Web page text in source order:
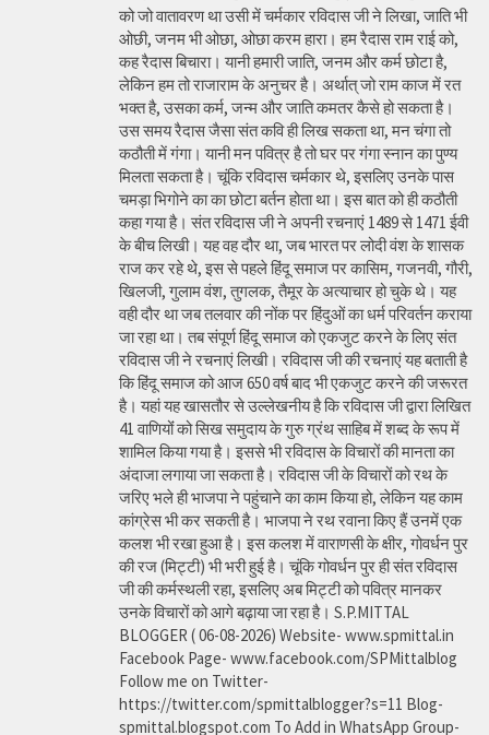
को जो वातावरण था उसी में चर्मकार रविदास जी ने लिखा, जाति भी
ओछी, जनम भी ओछा, ओछा करम हारा। हम रैदास राम राई को,
कह रैदास बिचारा। यानी हमारी जाति, जनम और कर्म छोटा है,
लेकिन हम तो राजाराम के अनुचर है। अर्थात् जो राम काज में रत
भक्त है, उसका कर्म, जन्म और जाति कमतर कैसे हो सकता है।
उस समय रैदास जैसा संत कवि ही लिख सकता था, मन चंगा तो
कठौती में गंगा। यानी मन पवित्र है तो घर पर गंगा स्नान का पुण्य
मिलता सकता है। चूंकि रविदास चर्मकार थे, इसलिए उनके पास
चमड़ा भिगोने का का छोटा बर्तन होता था। इस बात को ही कठौती
कहा गया है। संत रविदास जी ने अपनी रचनाएं 1489 से 1471 ईवी
के बीच लिखी। यह वह दौर था, जब भारत पर लोदी वंश के शासक
राज कर रहे थे, इस से पहले हिंदू समाज पर कासिम, गजनवी, गौरी,
खिलजी, गुलाम वंश, तुगलक, तैमूर के अत्याचार हो चुके थे। यह
वही दौर था जब तलवार की नोंक पर हिंदुओं का धर्म परिवर्तन कराया
जा रहा था। तब संपूर्ण हिंदू समाज को एकजुट करने के लिए संत
रविदास जी ने रचनाएं लिखी। रविदास जी की रचनाएं यह बताती है
कि हिंदू समाज को आज 650 वर्ष बाद भी एकजुट करने की जरूरत
है। यहां यह खासतौर से उल्लेखनीय है कि रविदास जी द्वारा लिखित
41 वाणियोंं को सिख समुदाय के गुरु ग्रंथ साहिब में शब्द के रूप में
शामिल किया गया है। इससे भी रविदास के विचारों की मानता का
अंदाजा लगाया जा सकता है। रविदास जी के विचारों को रथ के
जरिए भले ही भाजपा ने पहुंचाने का काम किया हो, लेकिन यह काम
कांग्रेस भी कर सकती है। भाजपा ने रथ रवाना किए हैं उनमें एक
कलश भी रखा हुआ है। इस कलश में वाराणसी के क्षीर, गोवर्धन पुर
की रज (मिट्टी) भी भरी हुई है। चूंकि गोवर्धन पुर ही संत रविदास
जी की कर्मस्थली रहा, इसलिए अब मिट्टी को पवित्र मानकर
उनके विचारों को आगे बढ़ाया जा रहा है। S.P.MITTAL
BLOGGER ( 06-08-2026) Website- www.spmittal.in
Facebook Page- www.facebook.com/SPMittalblog
Follow me on Twitter-
https://twitter.com/spmittalblogger?s=11 Blog-
spmittal.blogspot.com To Add in WhatsApp Group-